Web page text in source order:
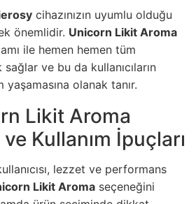
cihazınızın uyumlu olduğu
önemlidir. Unicorn Likit Aroma
ile hemen hemen tüm
ve bu da kullanıcıların
olanak tanır.
Likit Aroma
Kullanım İpuçları
lezzet ve performans
Likit Aroma seçeneğini